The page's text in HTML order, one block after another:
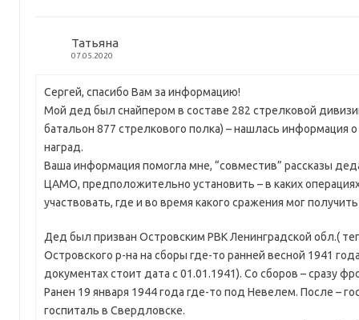
Татьяна
07.05.2020
Сергей, спасибо Вам за информацию!
Мой дед был снайпером в составе 282 стрелковой
батальон 877 стрелкового полка) – нашлась
наград.
Ваша информация помогла мне, “совместив” рассказы
ЦАМО, предположительно установить – в каких
участвовать, где и во время какого сражения мог
Дед был призван Островским РВК Ленинградской обл.(
Островского р-на на сборы где-то ранней весной 1941
документах стоит дата с 01.01.1941). Со сборов – сразу
Ранен 19 января 1944 года где-то под Невелем. После –
госпиталь в Свердловске.